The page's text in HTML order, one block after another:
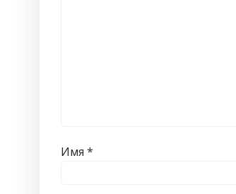
Имя *